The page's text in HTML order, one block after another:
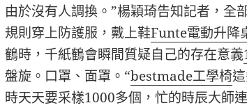
由於沒有人調換。”楊穎琦告知記者，全
規則穿上防護服，戴上鞋Funte電動升降
鶴時，千紙鶴會瞬間質疑自己的存在意義
盤旋。口罩、面罩。“bestmade工學椅
時天天要采樣1000多個，忙的時辰大師